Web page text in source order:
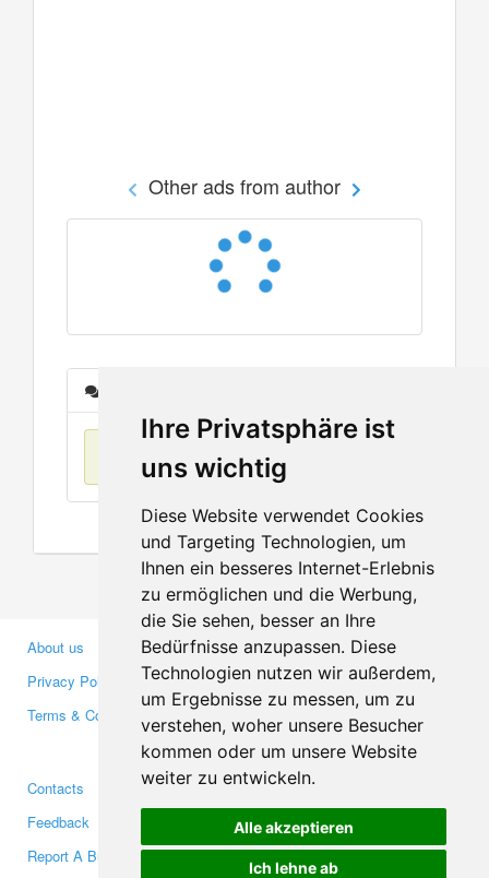
Ihre Privatsphäre ist
uns wichtig
Diese Website verwendet Cookies
und Targeting Technologien, um
Ihnen ein besseres Internet-Erlebnis
zu ermöglichen und die Werbung,
die Sie sehen, besser an Ihre
Bedürfnisse anzupassen. Diese
Technologien nutzen wir außerdem,
um Ergebnisse zu messen, um zu
verstehen, woher unsere Besucher
kommen oder um unsere Website
weiter zu entwickeln.
Alle akzeptieren
Ich lehne ab
Other ads from author
No items found
About us
Privacy Policy
Terms & Conditions
Business Partners
Investors
Media
Contacts
Feedback
Report A Bug
Facebook
Twitter
YouTube